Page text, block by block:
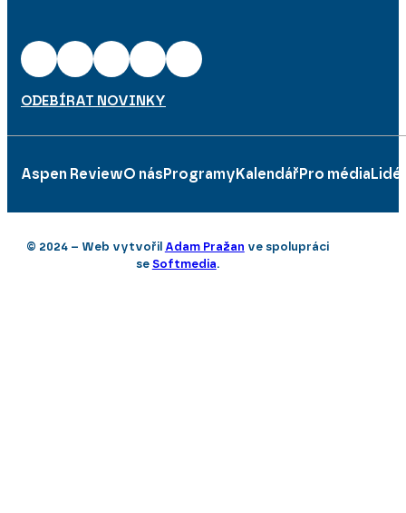
ODEBÍRAT NOVINKY
Aspen ReviewO nás Programy Kalendář Pro média Lidé
© 2024 – Web vytvořil Adam Pražan ve spolupráci
se Softmedia.